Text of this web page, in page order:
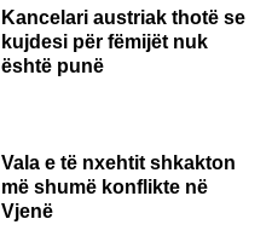
Kancelari austriak thotë se
kujdesi për fëmijët nuk
është punë
Vala e të nxehtit shkakton
më shumë konflikte në
Vjenë